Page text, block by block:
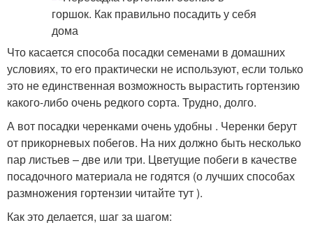
Что касается способа посадки семенами в домашних
условиях, то его практически не используют, если только
это не единственная возможность вырастить гортензию
какого-либо очень редкого сорта. Трудно, долго.
А вот посадки черенками очень удобны . Черенки берут
от прикорневых побегов. На них должно быть несколько
пар листьев – две или три. Цветущие побеги в качестве
посадочного материала не годятся (о лучших способах
размножения гортензии читайте тут ).
Как это делается, шаг за шагом: